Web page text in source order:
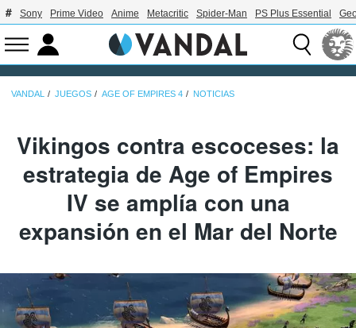
Sony Prime Video Anime Metacritic Spider-Man PS Plus Essential
VANDAL JUEGOS AGE OF EMPIRES 4 NOTICIAS
Vikingos contra escoceses: la
estrategia de Age of Empires
IV se amplía con una
expansión en el Mar del Norte